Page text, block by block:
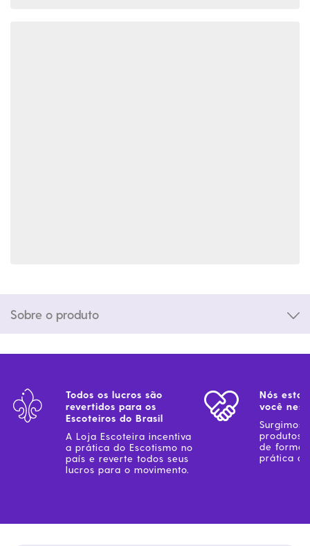
Sobre o produto
Todos os lucros são
revertidos para os
Escoteiros do Brasil
A Loja Escoteira incentiva
a prática do Escotismo no
país e reverte todos seus
lucros para o movimento.
Nós
você
Surgimos
produtos
de forma
prática